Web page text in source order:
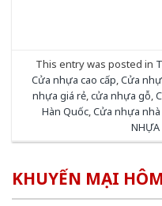
This entry was posted in
Cửa nhựa cao cấp,Cửa
nhựa giá rẻ,cửa nhựa gỗ,
Hàn Quốc,Cửa nhựa nhà
NHỰA
KHUYẾN MẠI